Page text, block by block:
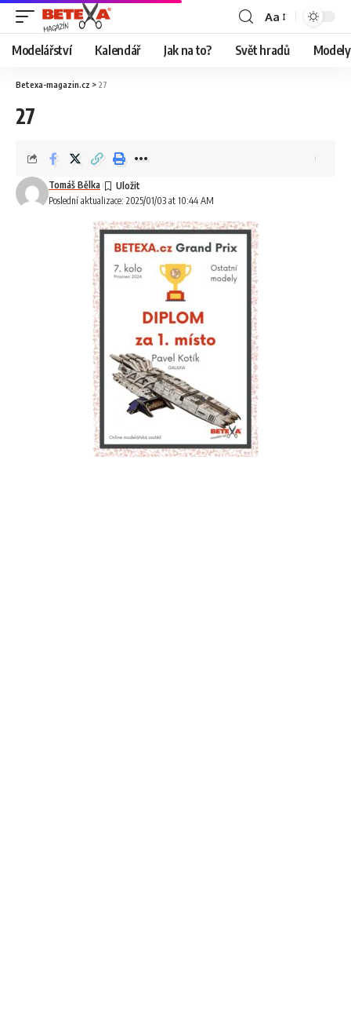
Aa
Modelářství Kalendář Jak na to? Svět hradů
Betexa-magazin.cz > 27
27
Poslední aktualizace: 2025/01/03 at 10:44 AM
Tomáš Bělka